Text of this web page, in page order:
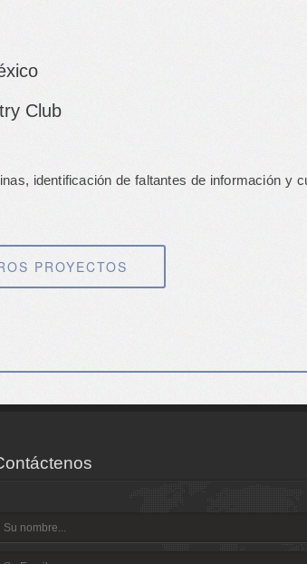
Club
identificación de faltantes de información y
PROYECTOS